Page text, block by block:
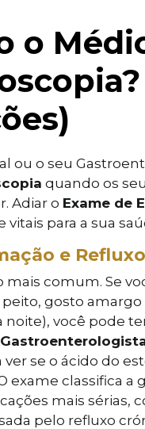
o
ou o seu
quando os
Adiar o Exame de
vitais para a sua
e
mais comum. Se
gosto
você pode
ver se o ácido do
exame classifica a
mais sérias,
pelo refluxo